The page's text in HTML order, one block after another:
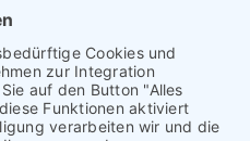
Unterricht
bei Unwohlsein